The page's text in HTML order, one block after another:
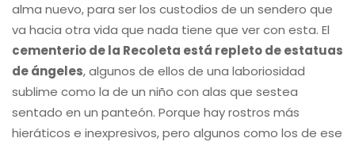
alma nuevo, para ser los custodios de un sendero que
va hacia otra vida que nada tiene que ver con esta. El
cementerio de la Recoleta está repleto de estatuas
de ángeles, algunos de ellos de una laboriosidad
sublime como la de un niño con alas que sestea
sentado en un panteón. Porque hay rostros más
hieráticos e inexpresivos, pero algunos como los de ese